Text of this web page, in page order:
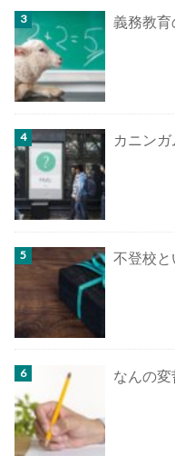
義務教育
カニン
不登校と
なんの